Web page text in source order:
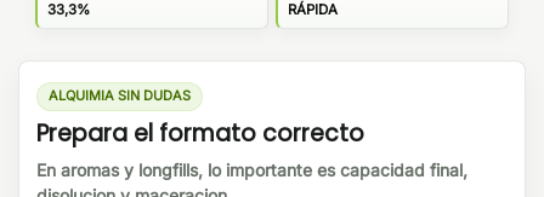
33,3% RÁPIDA
ALQUIMIA SIN DUDAS
Prepara el formato correcto
En aromas y longfills, lo importante es capacidad final,